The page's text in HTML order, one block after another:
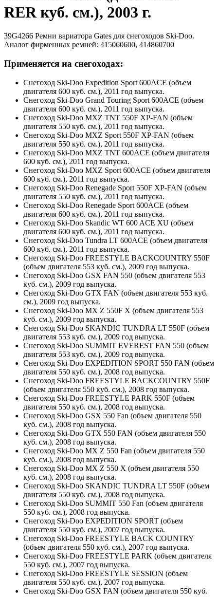
RER куб. см.), 2003 г.
39G4266 Ремни вариатора Gates для снегоходов Ski-Doo.
Аналог фирменных ремней: 415060600, 414860700
Применяется на снегоходах:
Снегоход Ski-Doo Expedition Sport 600ACE (объем
двигателя 600 куб. см.), 2011 год выпуска.
Снегоход Ski-Doo Grand Touring Sport 600ACE (объем
двигателя 600 куб. см.), 2011 год выпуска.
Снегоход Ski-Doo MXZ TNT 550F XP-FAN (объем
двигателя 550 куб. см.), 2011 год выпуска.
Снегоход Ski-Doo MXZ Sport 550F XP-FAN (объем
двигателя 550 куб. см.), 2011 год выпуска.
Снегоход Ski-Doo MXZ TNT 600ACE (объем двигателя
600 куб. см.), 2011 год выпуска.
Снегоход Ski-Doo MXZ Sport 600ACE (объем двигателя
600 куб. см.), 2011 год выпуска.
Снегоход Ski-Doo Renegade Sport 550F XP-FAN (объем
двигателя 550 куб. см.), 2011 год выпуска.
Снегоход Ski-Doo Renegade Sport 600ACE (объем
двигателя 600 куб. см.), 2011 год выпуска.
Снегоход Ski-Doo Skandic WT 600 ACE XU (объем
двигателя 600 куб. см.), 2011 год выпуска.
Снегоход Ski-Doo Tundra LT 600ACE (объем двигателя
600 куб. см.), 2011 год выпуска.
Снегоход Ski-Doo FREESTYLE BACKCOUNTRY 550F
(объем двигателя 553 куб. см.), 2009 год выпуска.
Снегоход Ski-Doo GSX FAN 550 (объем двигателя 553
куб. см.), 2009 год выпуска.
Снегоход Ski-Doo GTX FAN (объем двигателя 553 куб.
см.), 2009 год выпуска.
Снегоход Ski-Doo MX Z 550F X (объем двигателя 553
куб. см.), 2009 год выпуска.
Снегоход Ski-Doo SKANDIC TUNDRA LT 550F (объем
двигателя 553 куб. см.), 2009 год выпуска.
Снегоход Ski-Doo SUMMIT EVEREST FAN 550 (объем
двигателя 553 куб. см.), 2009 год выпуска.
Снегоход Ski-Doo EXPEDITION SPORT 550 FAN (объем
двигателя 550 куб. см.), 2008 год выпуска.
Снегоход Ski-Doo FREESTYLE BACKCOUNTRY 550F
(объем двигателя 550 куб. см.), 2008 год выпуска.
Снегоход Ski-Doo FREESTYLE PARK 550F (объем
двигателя 550 куб. см.), 2008 год выпуска.
Снегоход Ski-Doo GSX 550 Fan (объем двигателя 550
куб. см.), 2008 год выпуска.
Снегоход Ski-Doo GTX 550 FAN (объем двигателя 550
куб. см.), 2008 год выпуска.
Снегоход Ski-Doo MX Z 550 Fan (объем двигателя 550
куб. см.), 2008 год выпуска.
Снегоход Ski-Doo MX Z 550 X (объем двигателя 550
куб. см.), 2008 год выпуска.
Снегоход Ski-Doo SKANDIC TUNDRA LT 550F (объем
двигателя 550 куб. см.), 2008 год выпуска.
Снегоход Ski-Doo SUMMIT 550 Fan (объем двигателя
550 куб. см.), 2008 год выпуска.
Снегоход Ski-Doo EXPEDITION SPORT (объем
двигателя 550 куб. см.), 2007 год выпуска.
Снегоход Ski-Doo FREESTYLE BACK COUNTRY
(объем двигателя 550 куб. см.), 2007 год выпуска.
Снегоход Ski-Doo FREESTYLE PARK (объем двигателя
550 куб. см.), 2007 год выпуска.
Снегоход Ski-Doo FREESTYLE SESSION (объем
двигателя 550 куб. см.), 2007 год выпуска.
Снегоход Ski-Doo GSX FAN (объем двигателя 550 куб.